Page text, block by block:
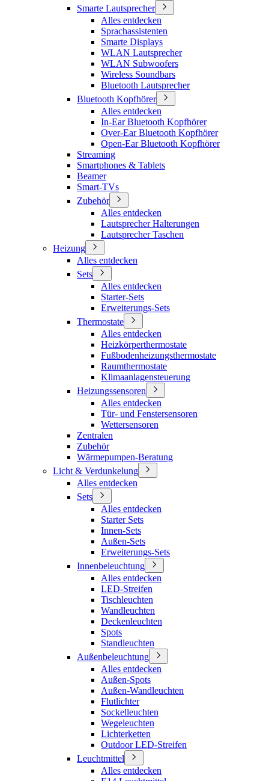
Smarte Lautsprecher
Alles entdecken
Sprachassistenten
Smarte Displays
WLAN Lautsprecher
WLAN Subwoofers
Wireless Soundbars
Bluetooth Lautsprecher
Bluetooth Kopfhörer
Alles entdecken
In-Ear Bluetooth Kopfhörer
Over-Ear Bluetooth Kopfhörer
Open-Ear Bluetooth Kopfhörer
Streaming
Smartphones & Tablets
Beamer
Smart-TVs
Zubehör
Alles entdecken
Lautsprecher Halterungen
Lautsprecher Taschen
Heizung
Alles entdecken
Sets
Alles entdecken
Starter-Sets
Erweiterungs-Sets
Thermostate
Alles entdecken
Heizkörperthermostate
Fußbodenheizungsthermostate
Raumthermostate
Klimaanlagensteuerung
Heizungssensoren
Alles entdecken
Tür- und Fenstersensoren
Wettersensoren
Zentralen
Zubehör
Wärmepumpen-Beratung
Licht & Verdunkelung
Alles entdecken
Sets
Alles entdecken
Starter Sets
Innen-Sets
Außen-Sets
Erweiterungs-Sets
Innenbeleuchtung
Alles entdecken
LED-Streifen
Tischleuchten
Wandleuchten
Deckenleuchten
Spots
Standleuchten
Außenbeleuchtung
Alles entdecken
Außen-Spots
Außen-Wandleuchten
Flutlichter
Sockelleuchten
Wegeleuchten
Lichterketten
Outdoor LED-Streifen
Leuchtmittel
Alles entdecken